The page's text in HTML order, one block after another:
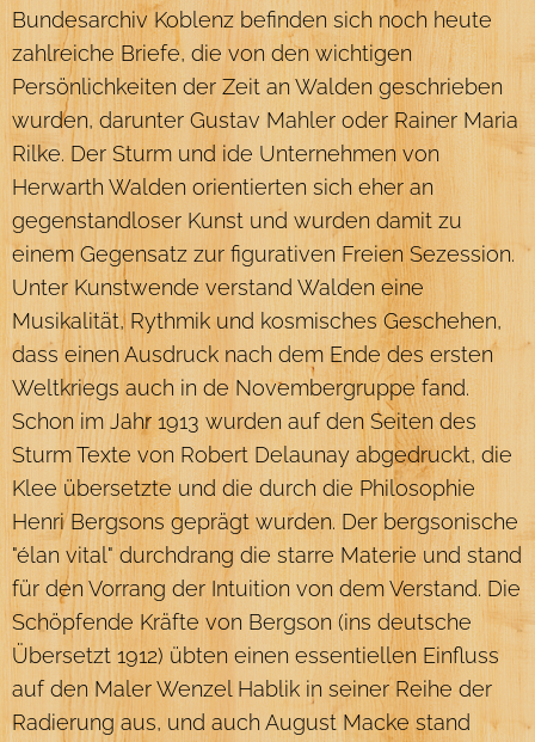
Bundesarchiv Koblenz befinden sich noch heute
zahlreiche Briefe, die von den wichtigen
Persönlichkeiten der Zeit an Walden geschrieben
wurden, darunter Gustav Mahler oder Rainer Maria
Rilke. Der Sturm und ide Unternehmen von
Herwarth Walden orientierten sich eher an
gegenstandloser Kunst und wurden damit zu
einem Gegensatz zur figurativen Freien Sezession.
Unter Kunstwende verstand Walden eine
Musikalität, Rythmik und kosmisches Geschehen,
dass einen Ausdruck nach dem Ende des ersten
Weltkriegs auch in de Novembergruppe fand.
Schon im Jahr 1913 wurden auf den Seiten des
Sturm Texte von Robert Delaunay abgedruckt, die
Klee übersetzte und die durch die Philosophie
Henri Bergsons geprägt wurden. Der bergsonische
"élan vital" durchdrang die starre Materie und stand
für den Vorrang der Intuition von dem Verstand. Die
Schöpfende Kräfte von Bergson (ins deutsche
Übersetzt 1912) übten einen essentiellen Einfluss
auf den Maler Wenzel Hablik in seiner Reihe der
Radierung aus, und auch August Macke stand